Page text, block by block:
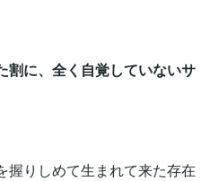
割に、全く自覚していないサ
握りしめて生まれて来た存在